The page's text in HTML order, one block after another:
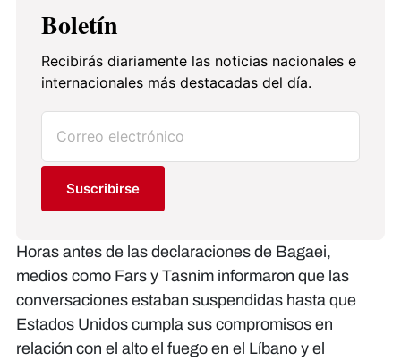
Boletín
Recibirás diariamente las noticias nacionales e
internacionales más destacadas del día.
Suscribirse
Horas antes de las declaraciones de Bagaei,
medios como Fars y Tasnim informaron que las
conversaciones estaban suspendidas hasta que
Estados Unidos cumpla sus compromisos en
relación con el alto el fuego en el Líbano y el